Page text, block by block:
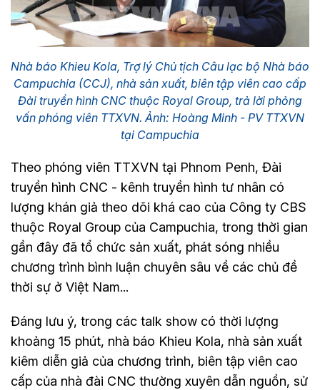
Nhà báo Khieu Kola, Trợ lý Chủ tịch Câu lạc bộ Nhà báo
Campuchia (CCJ), nhà sản xuất, biên tập viên cao cấp
Đài truyền hình CNC thuộc Royal Group, trả lời phỏng
vấn phóng viên TTXVN. Ảnh: Hoàng Minh - PV TTXVN
tại Campuchia
Theo phóng viên TTXVN tại Phnom Penh, Đài
truyền hình CNC - kênh truyền hình tư nhân có
lượng khán giả theo dõi khá cao của Công ty CBS
thuộc Royal Group của Campuchia, trong thời gian
gần đây đã tổ chức sản xuất, phát sóng nhiều
chương trình bình luận chuyên sâu về các chủ đề
thời sự ở Việt Nam...
Đáng lưu ý, trong các talk show có thời lượng
khoảng 15 phút, nhà báo Khieu Kola, nhà sản xuất
kiêm diễn giả của chương trình, biên tập viên cao
cấp của nhà đài CNC thường xuyên dẫn nguồn, sử